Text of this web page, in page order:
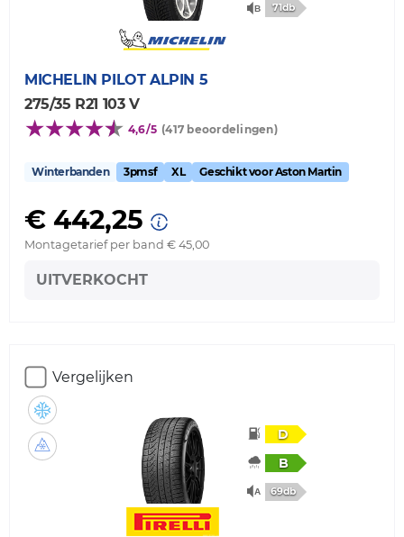
71db
MICHELIN PILOT ALPIN 5
275/35 R21 103 V
4,6/5 (417 beoordelingen)
Winterbanden 3pmsf XL Geschikt voor Aston Martin
€ 442,25
Montagetarief per band € 45,00
UITVERKOCHT
Vergelijken
D
B
69db